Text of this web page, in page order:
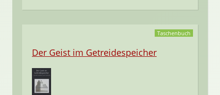
Taschenbuch
Der Geist im Getreidespeicher